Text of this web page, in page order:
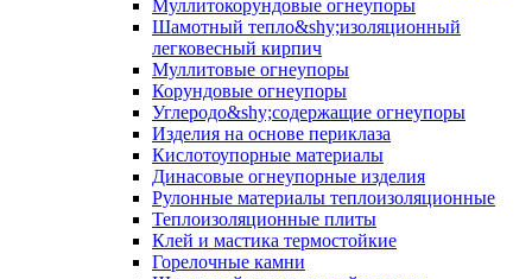
Муллито­корундовые огнеупоры
Шамотный тепло&shy;изоляционный
легковесный кирпич
Муллитовые огнеупоры
Корундовые огнеупоры
Углеродо&shy;содержащие огнеупоры
Изделия на основе периклаза
Кислотоупорные материалы
Динасовые огнеупорные изделия
Рулонные материалы теплоизоляционные
Тепло­изоляционные плиты
Клей и мастика термостойкие
Горелочные камни